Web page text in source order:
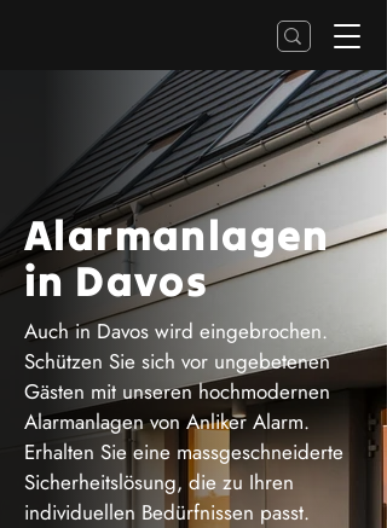
Alarmanlagen
in Davos
Auch in Davos wird eingebrochen.
Schützen Sie sich vor ungebetenen
Gästen mit unseren hochmodernen
Alarmanlagen von Anliker Alarm.
Erhalten Sie eine massgeschneiderte
Sicherheitslösung, die zu Ihren
individuellen Bedürfnissen passt.